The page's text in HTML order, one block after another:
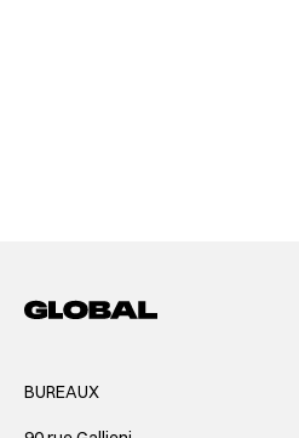
BUREAUX